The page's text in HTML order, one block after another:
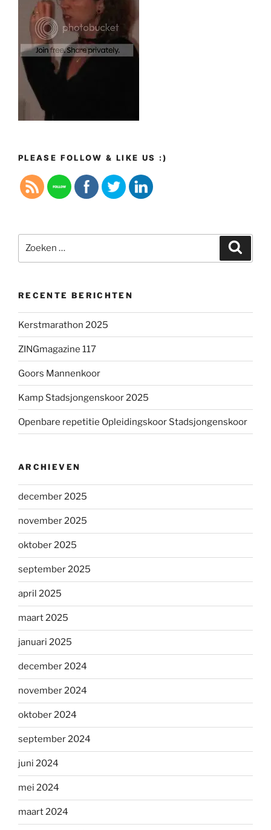
PLEASE FOLLOW & LIKE US :)
naar:
RECENTE BERICHTEN
Kerstmarathon 2025
ZINGmagazine 117
Goors Mannenkoor
Kamp Stadsjongenskoor 2025
Openbare repetitie Opleidingskoor Stadsjongenskoor
ARCHIEVEN
december 2025
november 2025
oktober 2025
september 2025
april 2025
maart 2025
januari 2025
december 2024
november 2024
oktober 2024
september 2024
juni 2024
mei 2024
maart 2024